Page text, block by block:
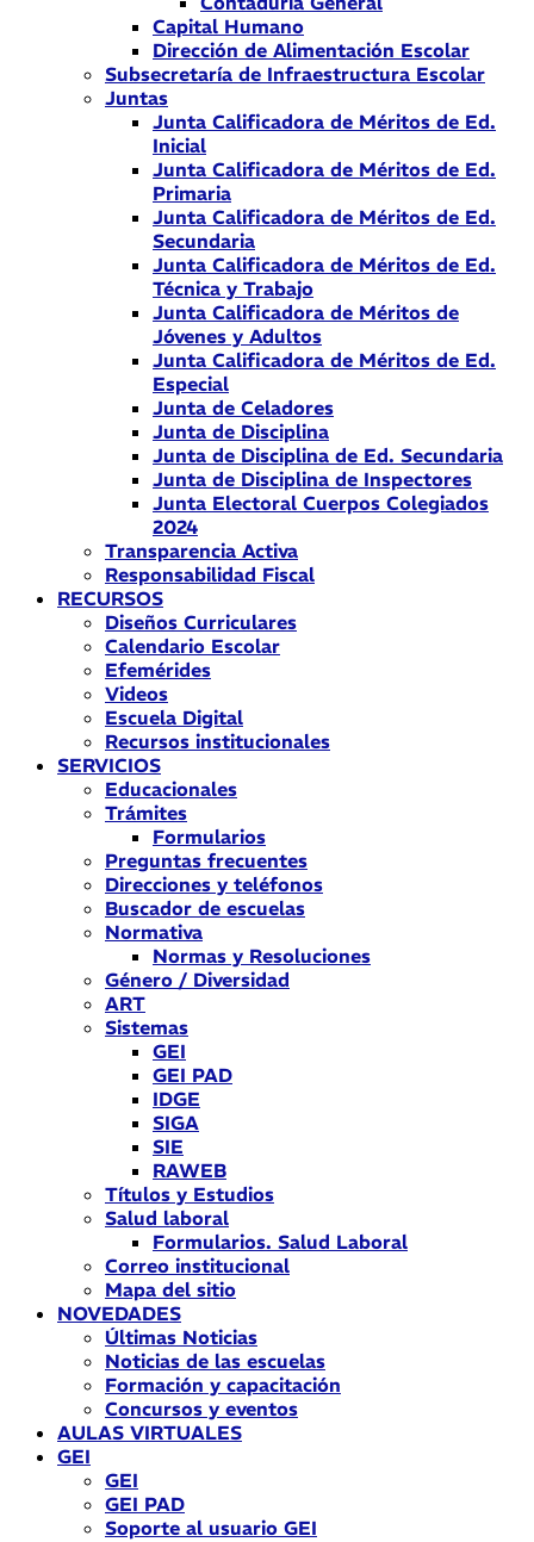
Capital Humano
Dirección de Alimentación Escolar
Subsecretaría de Infraestructura Escolar
Juntas
Junta Calificadora de Méritos de Ed.
Inicial
Junta Calificadora de Méritos de Ed.
Primaria
Junta Calificadora de Méritos de Ed.
Secundaria
Junta Calificadora de Méritos de Ed.
Técnica y Trabajo
Junta Calificadora de Méritos de
Jóvenes y Adultos
Junta Calificadora de Méritos de Ed.
Especial
Junta de Celadores
Junta de Disciplina
Junta de Disciplina de Ed. Secundaria
Junta de Disciplina de Inspectores
Junta Electoral Cuerpos Colegiados
2024
Transparencia Activa
Responsabilidad Fiscal
RECURSOS
Diseños Curriculares
Calendario Escolar
Efemérides
Videos
Escuela Digital
Recursos institucionales
SERVICIOS
Educacionales
Trámites
Formularios
Preguntas frecuentes
Direcciones y teléfonos
Buscador de escuelas
Normativa
Normas y Resoluciones
Género / Diversidad
ART
Sistemas
GEI
GEI PAD
IDGE
SIGA
SIE
RAWEB
Títulos y Estudios
Salud laboral
Formularios. Salud Laboral
Correo institucional
Mapa del sitio
NOVEDADES
Últimas Noticias
Noticias de las escuelas
Formación y capacitación
Concursos y eventos
AULAS VIRTUALES
GEI
GEI
GEI PAD
Soporte al usuario GEI